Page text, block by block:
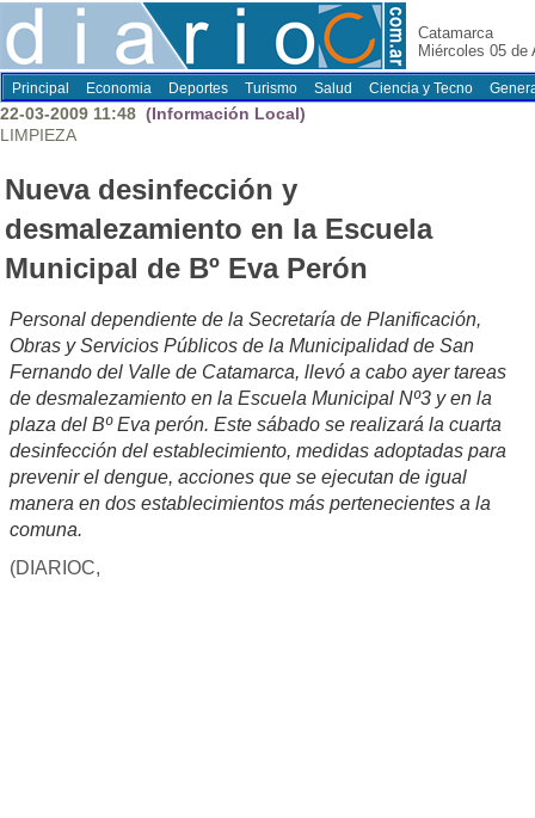
Catamarca
Miércoles 05 de
Principal Economia Deportes Turismo Salud Ciencia y Tecno
22-03-2009 11:48 (Información Local)
LIMPIEZA
Nueva desinfección y
desmalezamiento en la Escuela
Municipal de Bº Eva Perón
Personal dependiente de la Secretaría de Planificación,
Obras y Servicios Públicos de la Municipalidad de San
Fernando del Valle de Catamarca, llevó a cabo ayer tareas
de desmalezamiento en la Escuela Municipal Nº3 y en la
plaza del Bº Eva perón. Este sábado se realizará la cuarta
desinfección del establecimiento, medidas adoptadas para
prevenir el dengue, acciones que se ejecutan de igual
manera en dos establecimientos más pertenecientes a la
comuna.
(DIARIOC,